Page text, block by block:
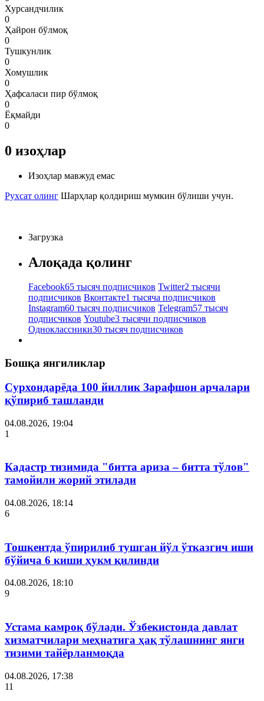
Хурсандчилик
0
Ҳайрон бўлмоқ
0
Тушкунлик
0
Хомушлик
0
Ҳафсаласи пир бўлмоқ
0
Ёқмайди
0
0 изоҳлар
Изоҳлар мавжуд емас
Рухсат олинг Шарҳлар қолдириш мумкин бўлиши учун.
Загрузка
Алоқада қолинг
Facebook65 тысяч подписчиков Twitter2 тысячи
подписчиков Вконтакте1 тысяча подписчиков
Instagram60 тысяч подписчиков Telegram57 тысяч
подписчиков Youtube3 тысячи подписчиков
Одноклассники30 тысяч подписчиков
Бошқа янгиликлар
Сурхондарёда 100 йиллик Зарафшон арчалари
қўпириб ташланди
04.08.2026, 19:04
1
Кадастр тизимида "битта ариза – битта тўлов"
тамойили жорий этилади
04.08.2026, 18:14
6
Тошкентда ўпирилиб тушган йўл ўтказгич иши
бўйича 6 киши ҳукм қилинди
04.08.2026, 18:10
9
Устама камроқ бўлади. Ўзбекистонда давлат
хизматчилари меҳнатига ҳақ тўлашнинг янги
тизими тайёрланмоқда
04.08.2026, 17:38
11